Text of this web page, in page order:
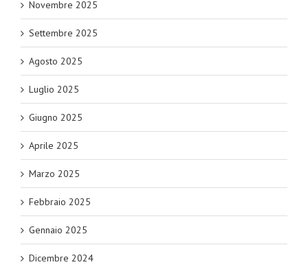
Novembre 2025
Settembre 2025
Agosto 2025
Luglio 2025
Giugno 2025
Aprile 2025
Marzo 2025
Febbraio 2025
Gennaio 2025
Dicembre 2024